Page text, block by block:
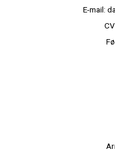
E-mail: